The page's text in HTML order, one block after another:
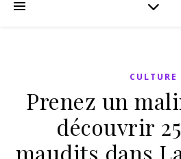
CULTURE
Prenez un
découvrir
maudits dans